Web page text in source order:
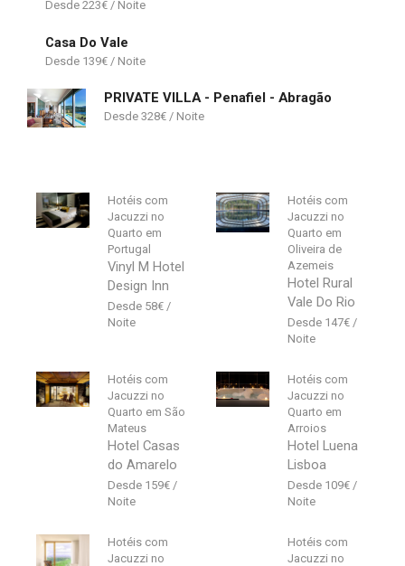
223€
Casa Do Vale
139€
PRIVATE VILLA - Penafiel - Abragão
328€
Hotéis com
Jacuzzi no
Quarto em
Portugal
Vinyl M Hotel
Design Inn
58€
Hotéis com
Jacuzzi no
Quarto em
Oliveira de
Azemeis
Hotel Rural
Vale Do Rio
147€
Hotéis com
Jacuzzi no
Quarto em São
Mateus
Hotel Casas
do Amarelo
159€
Hotéis com
Jacuzzi no
Quarto em
Arroios
Hotel Luena
Lisboa
109€
Hotéis com
Jacuzzi no
Hotéis com
Jacuzzi no